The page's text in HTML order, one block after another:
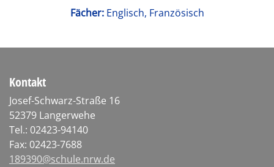
Fächer:Englisch, Französisch
Kontakt
Josef-Schwarz-Straße 16
52379 Langerwehe
Tel.: 02423-94140
Fax: 02423-7688
189390@schule.nrw.de